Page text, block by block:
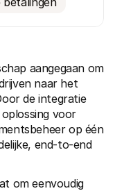
aangegaan om
naar het
de integratie
voor
op één
end-to-end
om eenvoudig